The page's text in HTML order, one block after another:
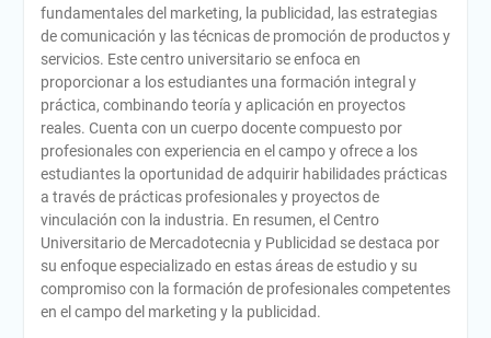
fundamentales del marketing, la publicidad, las estrategias
de comunicación y las técnicas de promoción de productos y
servicios. Este centro universitario se enfoca en
proporcionar a los estudiantes una formación integral y
práctica, combinando teoría y aplicación en proyectos
reales. Cuenta con un cuerpo docente compuesto por
profesionales con experiencia en el campo y ofrece a los
estudiantes la oportunidad de adquirir habilidades prácticas
a través de prácticas profesionales y proyectos de
vinculación con la industria. En resumen, el Centro
Universitario de Mercadotecnia y Publicidad se destaca por
su enfoque especializado en estas áreas de estudio y su
compromiso con la formación de profesionales competentes
en el campo del marketing y la publicidad.